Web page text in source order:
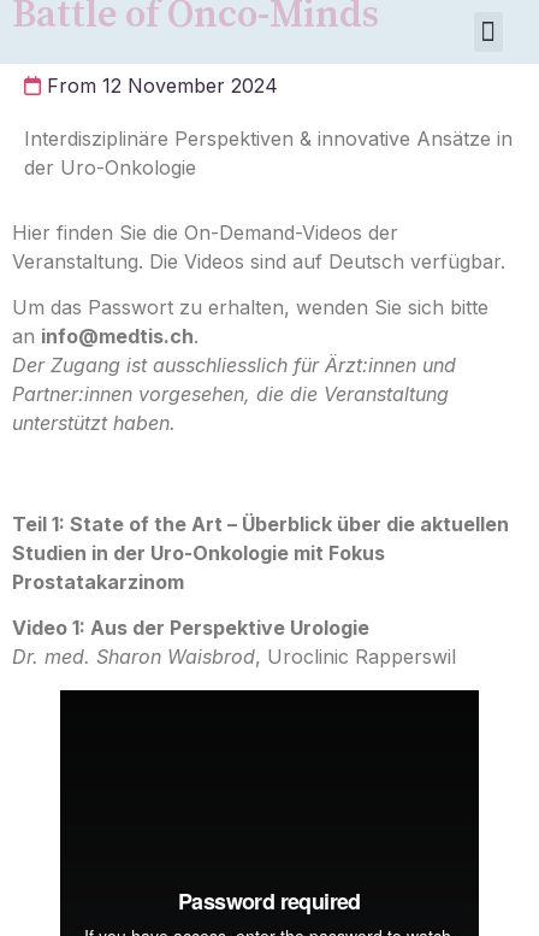
Battle of Onco-Minds
From 12 November 2024
Interdisziplinäre Perspektiven & innovative Ansätze in
der Uro-Onkologie
Hier finden Sie die On-Demand-Videos der
Veranstaltung. Die Videos sind auf Deutsch verfügbar.
Um das Passwort zu erhalten, wenden Sie sich bitte
an info@medtis.ch.
Der Zugang ist ausschliesslich für Ärzt:innen und
Partner:innen vorgesehen, die die Veranstaltung
unterstützt haben.
Teil 1: State of the Art – Überblick über die aktuellen
Studien in der Uro-Onkologie mit Fokus
Prostatakarzinom
Video 1: Aus der Perspektive Urologie
Dr. med. Sharon Waisbrod, Uroclinic Rapperswil